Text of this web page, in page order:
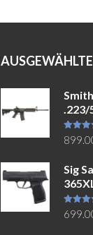
5.00
Sig
5.00